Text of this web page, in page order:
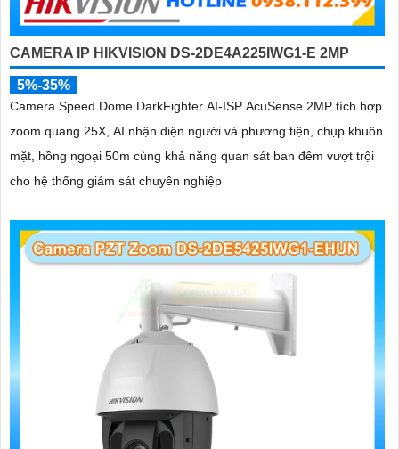
CAMERA IP HIKVISION DS-2DE4A225IWG1-E 2MP
5%-35%
Camera Speed Dome DarkFighter AI-ISP AcuSense 2MP tích hợp
zoom quang 25X, AI nhận diện người và phương tiện, chụp khuôn
mặt, hồng ngoại 50m cùng khả năng quan sát ban đêm vượt trội
cho hệ thống giám sát chuyên nghiệp